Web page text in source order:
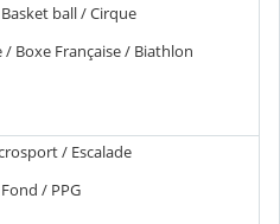
ball / Cirque
/ Boxe Française / Biathlon
/ Escalade
/ PPG